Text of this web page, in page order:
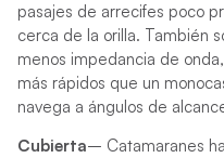
pasajes de arrecifes poco
cerca de la orilla. También
menos impedancia de
más rápidos que un
navega a ángulos de
Cubierta– Catamaranes